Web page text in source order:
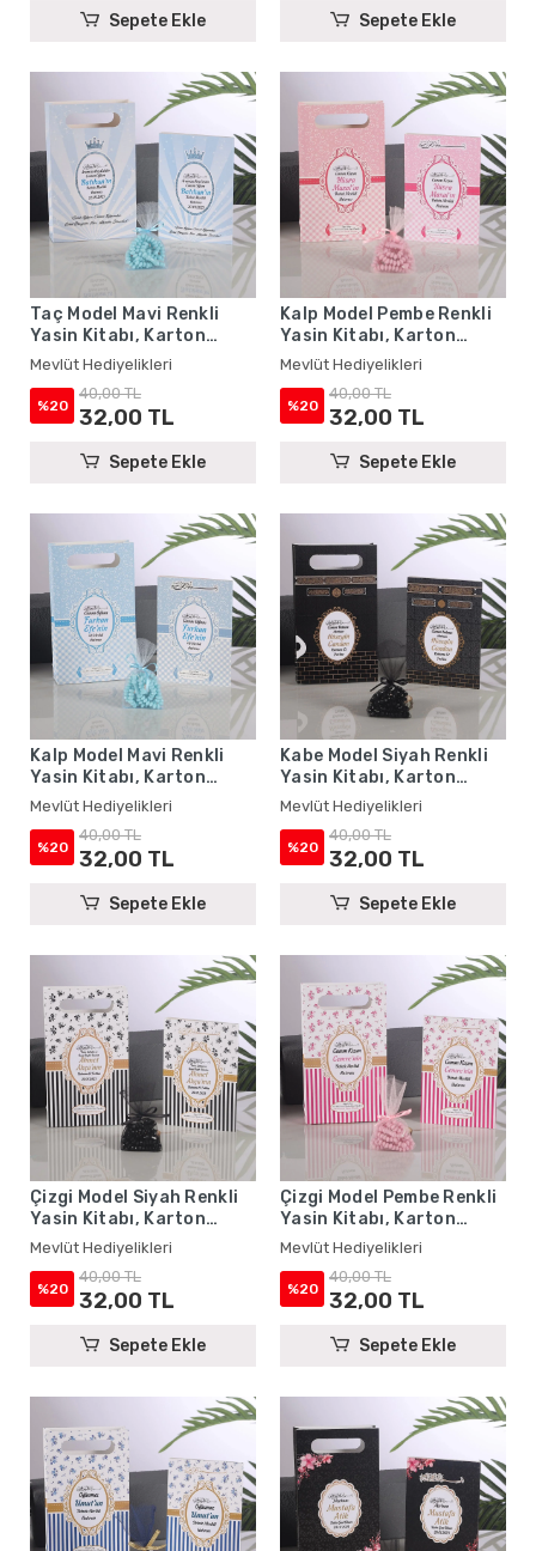
Sepete Ekle Sepete Ekle
Taç Model Mavi Renkli
Yasin Kitabı, Karton
Çanta ve Tesbih - Mevlüt
Hediyelikleri
Mevlüt Hediyelikleri
%20
40,00 TL
32,00 TL
Sepete Ekle
Kalp Model Pembe Renkli
Yasin Kitabı, Karton
Çanta ve Tesbih - Mevlüt
Hediyelikleri
Mevlüt Hediyelikleri
%20
40,00 TL
32,00 TL
Sepete Ekle
Kalp Model Mavi Renkli
Yasin Kitabı, Karton
Çanta ve Tesbih - Mevlüt
Hediyelikleri
Mevlüt Hediyelikleri
%20
40,00 TL
32,00 TL
Sepete Ekle
Kabe Model Siyah Renkli
Yasin Kitabı, Karton
Çanta ve Tesbih - Mevlüt
Hediyelikleri
Mevlüt Hediyelikleri
%20
40,00 TL
32,00 TL
Sepete Ekle
Çizgi Model Siyah Renkli
Yasin Kitabı, Karton
Çanta ve Tesbih - Mevlüt
Hediyelikleri
Mevlüt Hediyelikleri
%20
40,00 TL
32,00 TL
Sepete Ekle
Çizgi Model Pembe Renkli
Yasin Kitabı, Karton
Çanta ve Tesbih - Mevlüt
Hediyelikleri
Mevlüt Hediyelikleri
%20
40,00 TL
32,00 TL
Sepete Ekle